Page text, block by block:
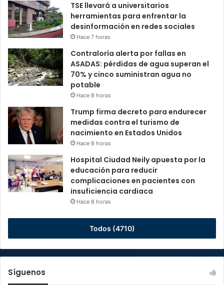
TSE llevará a universitarios
herramientas para enfrentar la
desinformación en redes sociales
Hace 7 horas
Contraloría alerta por fallas en
ASADAS: pérdidas de agua superan el
70% y cinco suministran agua no
potable
Hace 8 horas
Trump firma decreto para endurecer
medidas contra el turismo de
nacimiento en Estados Unidos
Hace 8 horas
Hospital Ciudad Neily apuesta por la
educación para reducir
complicaciones en pacientes con
insuficiencia cardiaca
Hace 8 horas
Todos (4710)
Síguenos